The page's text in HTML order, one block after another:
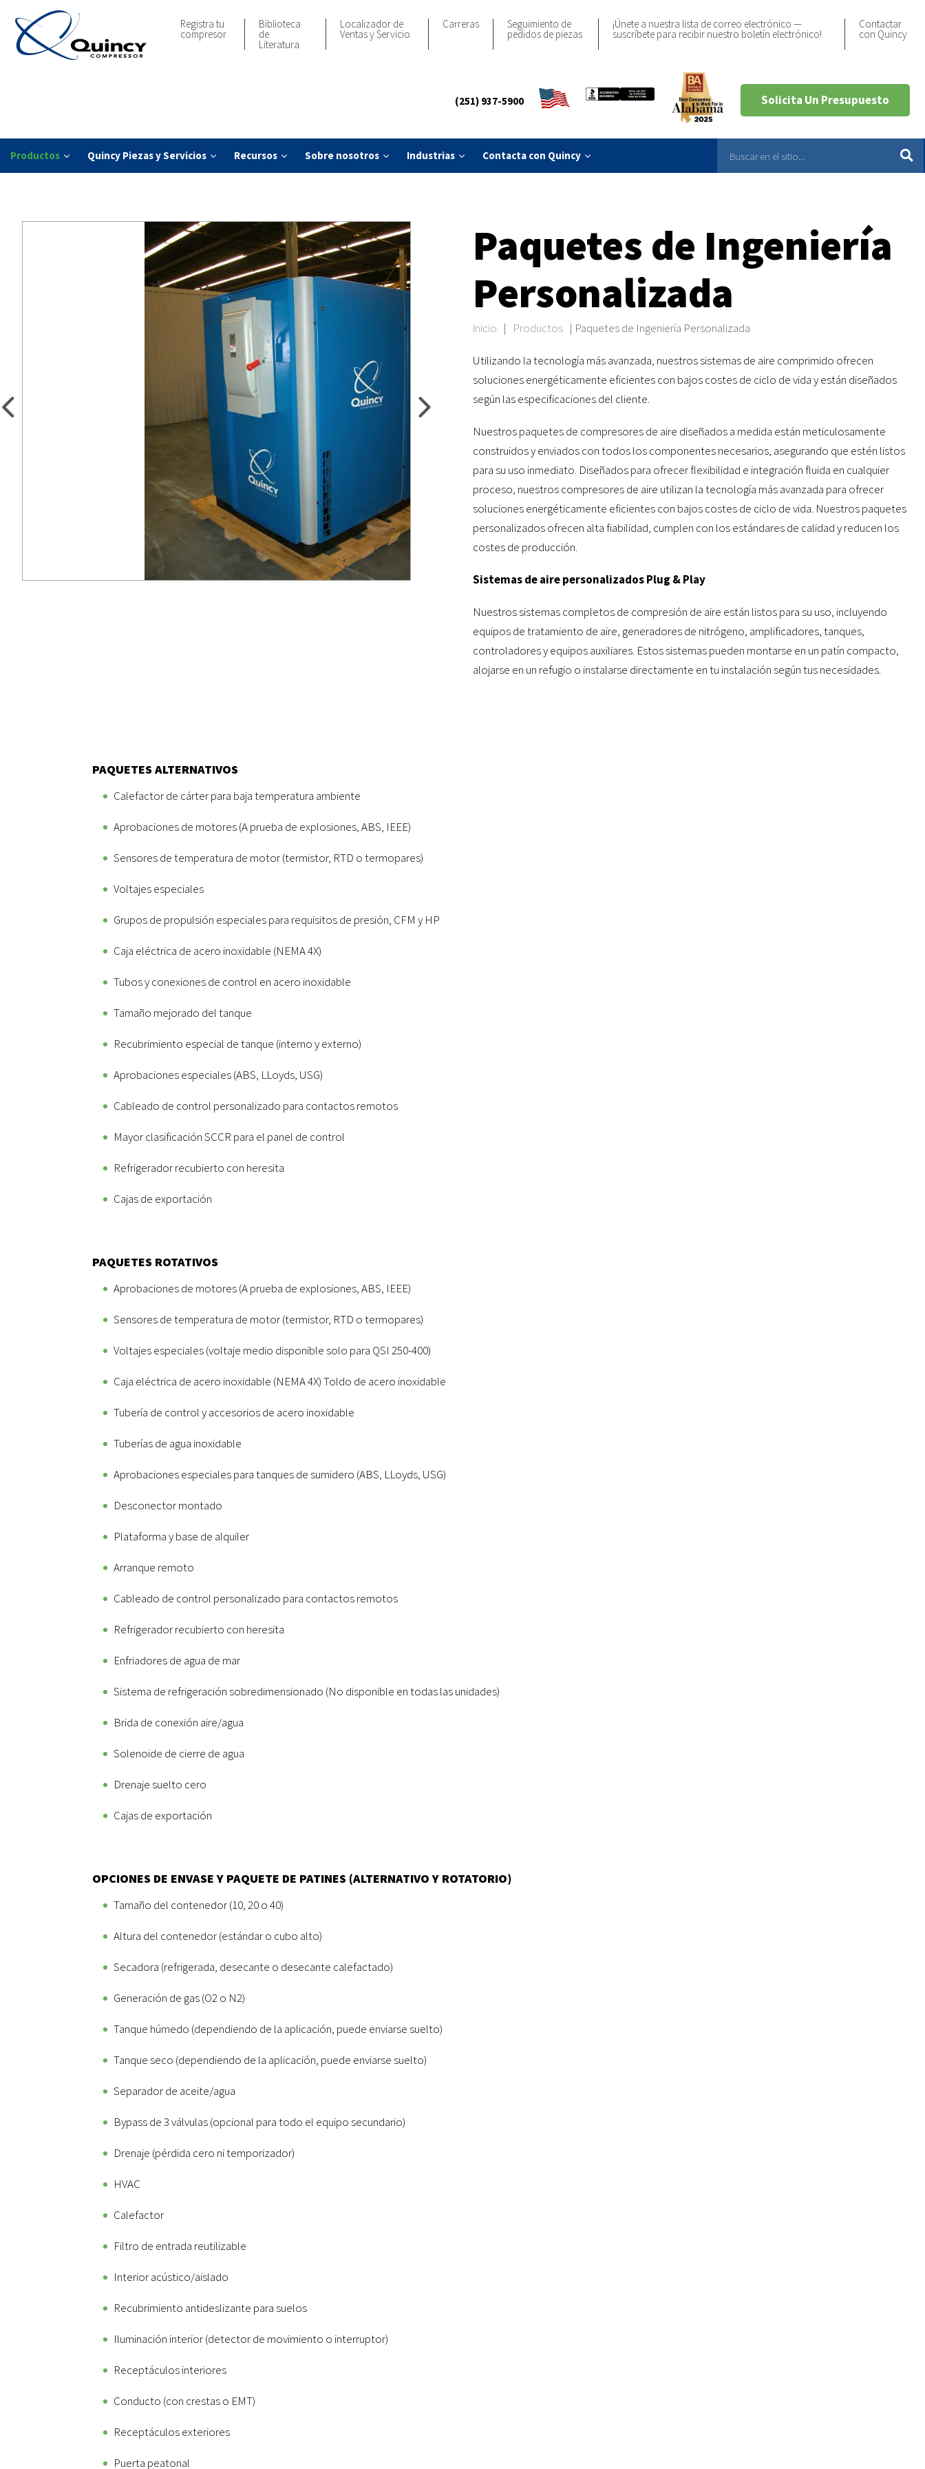
Registra tu
compresor
Biblioteca
de
Literatura
Localizador de
Ventas y Servicio
Carreras Seguimiento de
pedidos de piezas
¡Únete a nuestra lista de correo electrónico —
suscríbete para recibir nuestro boletín electrónico!
Contactar
con Quincy
(251) 937-5900 Solicita Un Presupuesto
Productos Quincy Piezas y Servicios Recursos Sobre nosotros Industrias Contacta con Quincy
Paquetes de Ingeniería
Personalizada
Inicio | Productos | Paquetes de Ingeniería Personalizada
Utilizando la tecnología más avanzada, nuestros sistemas de aire comprimido ofrecen
soluciones energéticamente eficientes con bajos costes de ciclo de vida y están diseñados
según las especificaciones del cliente.
Nuestros paquetes de compresores de aire diseñados a medida están meticulosamente
construidos y enviados con todos los componentes necesarios, asegurando que estén listos
para su uso inmediato. Diseñados para ofrecer flexibilidad e integración fluida en cualquier
proceso, nuestros compresores de aire utilizan la tecnología más avanzada para ofrecer
soluciones energéticamente eficientes con bajos costes de ciclo de vida. Nuestros paquetes
personalizados ofrecen alta fiabilidad, cumplen con los estándares de calidad y reducen los
costes de producción.
Sistemas de aire personalizados Plug & Play
Nuestros sistemas completos de compresión de aire están listos para su uso, incluyendo
equipos de tratamiento de aire, generadores de nitrógeno, amplificadores, tanques,
controladores y equipos auxiliares. Estos sistemas pueden montarse en un patín compacto,
alojarse en un refugio o instalarse directamente en tu instalación según tus necesidades.
PAQUETES ALTERNATIVOS
Calefactor de cárter para baja temperatura ambiente
Aprobaciones de motores (A prueba de explosiones, ABS, IEEE)
Sensores de temperatura de motor (termistor, RTD o termopares)
Voltajes especiales
Grupos de propulsión especiales para requisitos de presión, CFM y HP
Caja eléctrica de acero inoxidable (NEMA 4X)
Tubos y conexiones de control en acero inoxidable
Tamaño mejorado del tanque
Recubrimiento especial de tanque (interno y externo)
Aprobaciones especiales (ABS, LLoyds, USG)
Cableado de control personalizado para contactos remotos
Mayor clasificación SCCR para el panel de control
Refrigerador recubierto con heresita
Cajas de exportación
PAQUETES ROTATIVOS
Aprobaciones de motores (A prueba de explosiones, ABS, IEEE)
Sensores de temperatura de motor (termistor, RTD o termopares)
Voltajes especiales (voltaje medio disponible solo para QSI 250-400)
Caja eléctrica de acero inoxidable (NEMA 4X) Toldo de acero inoxidable
Tubería de control y accesorios de acero inoxidable
Tuberías de agua inoxidable
Aprobaciones especiales para tanques de sumidero (ABS, LLoyds, USG)
Desconector montado
Plataforma y base de alquiler
Arranque remoto
Cableado de control personalizado para contactos remotos
Refrigerador recubierto con heresita
Enfriadores de agua de mar
Sistema de refrigeración sobredimensionado (No disponible en todas las unidades)
Brida de conexión aire/agua
Solenoide de cierre de agua
Drenaje suelto cero
Cajas de exportación
OPCIONES DE ENVASE Y PAQUETE DE PATINES (ALTERNATIVO Y ROTATORIO)
Tamaño del contenedor (10, 20 o 40)
Altura del contenedor (estándar o cubo alto)
Secadora (refrigerada, desecante o desecante calefactado)
Generación de gas (O2 o N2)
Tanque húmedo (dependiendo de la aplicación, puede enviarse suelto)
Tanque seco (dependiendo de la aplicación, puede enviarse suelto)
Separador de aceite/agua
Bypass de 3 válvulas (opcional para todo el equipo secundario)
Drenaje (pérdida cero ni temporizador)
HVAC
Calefactor
Filtro de entrada reutilizable
Interior acústico/aislado
Recubrimiento antideslizante para suelos
Iluminación interior (detector de movimiento o interruptor)
Receptáculos interiores
Conducto (con crestas o EMT)
Receptáculos exteriores
Puerta peatonal